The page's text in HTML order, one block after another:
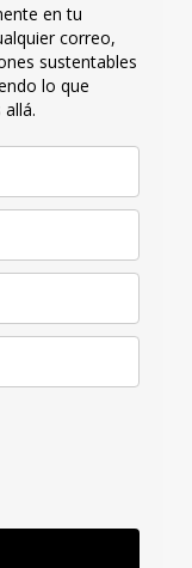
en tu
correo,
sustentables
lo que